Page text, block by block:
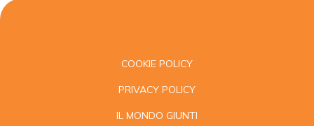
COOKIE POLICY
PRIVACY POLICY
IL MONDO GIUNTI